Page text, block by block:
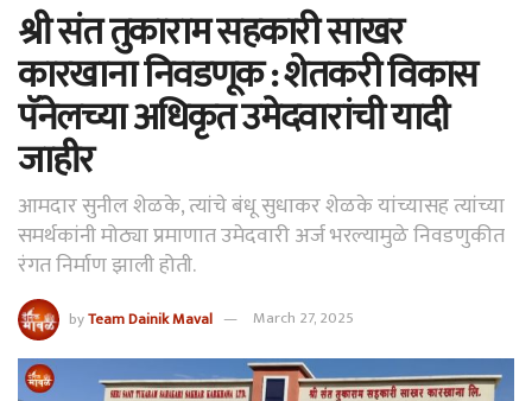
श्री संत तुकाराम सहकारी साखर
कारखाना निवडणूक : शेतकरी विकास
पॅनेलच्या अधिकृत उमेदवारांची यादी
जाहीर
आमदार सुनील शेळके, त्यांचे बंधू सुधाकर शेळके यांच्यासह त्यांच्या
समर्थकांनी मोठ्या प्रमाणात उमेदवारी अर्ज भरल्यामुळे निवडणुकीत
रंगत निर्माण झाली होती.
byTeam Dainik Maval March 27, 2025